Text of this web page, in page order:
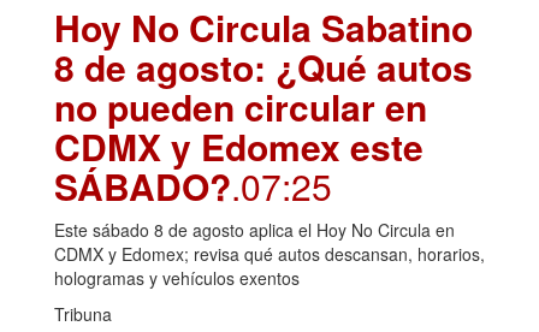
Hoy No Circula Sabatino
8 de agosto: ¿Qué autos
no pueden circular en
CDMX y Edomex este
SÁBADO?.07:25
Este sábado 8 de agosto aplica el Hoy No Circula en
CDMX y Edomex; revisa qué autos descansan, horarios,
hologramas y vehículos exentos
Tribuna